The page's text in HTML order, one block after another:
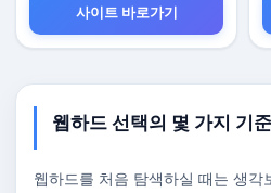
사이트 바로가기
웹하드 선택의 몇 가지 기준
웹하드를 처음 탐색하실 때는 생